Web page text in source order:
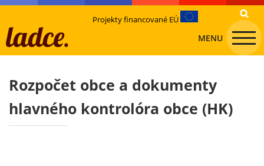
Projekty financované EÚ
MENU
Rozpočet obce a dokumenty
hlavného kontrolóra obce (HK)